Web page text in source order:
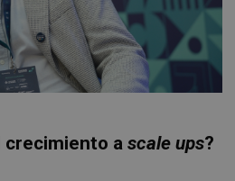
crecimiento ascale ups?